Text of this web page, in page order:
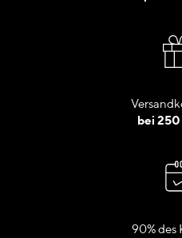
bei
90% des